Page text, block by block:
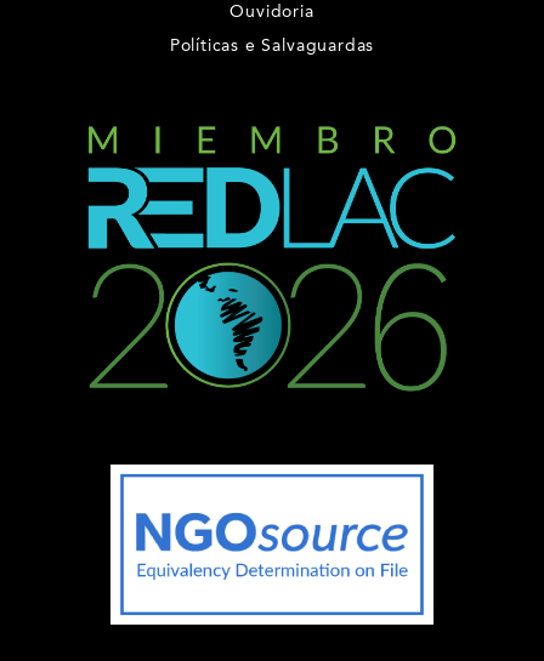
Ouvidoria
Políticas e Salvaguardas